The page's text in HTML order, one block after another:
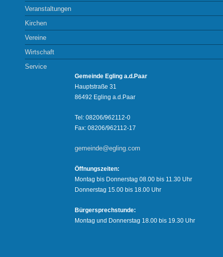
Veranstaltungen
Kirchen
Vereine
Wirtschaft
Service
Gemeinde Egling a.d.Paar
Hauptstraße 31
86492 Egling a.d.Paar
Tel: 08206/962112-0
Fax: 08206/962112-17
gemeinde@egling.com
Öffnungszeiten:
Montag bis Donnerstag 08.00 bis 11.30 Uhr
Donnerstag 15.00 bis 18.00 Uhr
Bürgersprechstunde:
Montag und Donnerstag 18.00 bis 19.30 Uhr